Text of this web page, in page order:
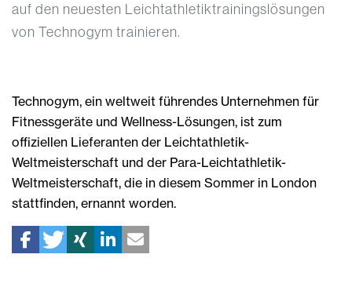
auf den neuesten Leichtathletiktrainingslösungen
von Technogym trainieren.
Technogym, ein weltweit führendes Unternehmen für
Fitnessgeräte und Wellness-Lösungen, ist zum
offiziellen Lieferanten der Leichtathletik-
Weltmeisterschaft und der Para-Leichtathletik-
Weltmeisterschaft, die in diesem Sommer in London
stattfinden, ernannt worden.